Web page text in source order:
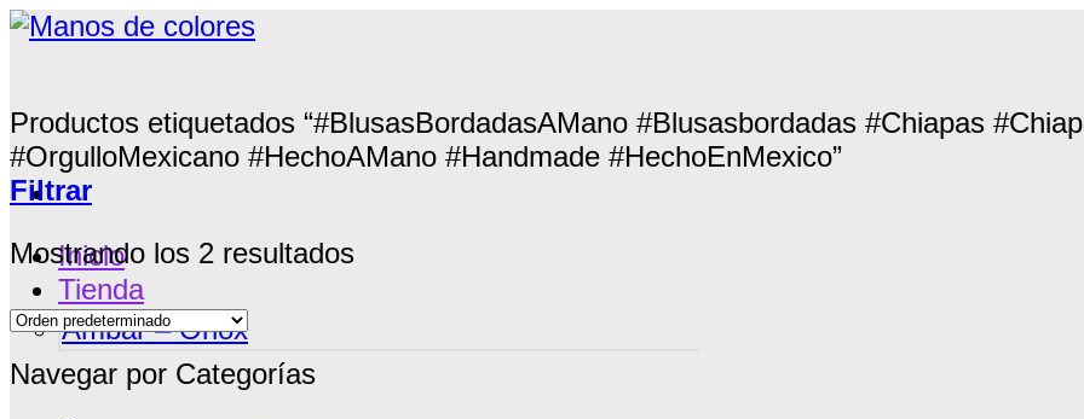
Inicio
Tienda
Ámbar – Onox
Siguenos
Productos etiquetados “#BlusasBordadasAMano #Blusasbordadas #Chiapas
#OrgulloMexicano #HechoAMano #Handmade #HechoEnMexico”
Filtrar
Mostrando los 2 resultados
Navegar por Categorías